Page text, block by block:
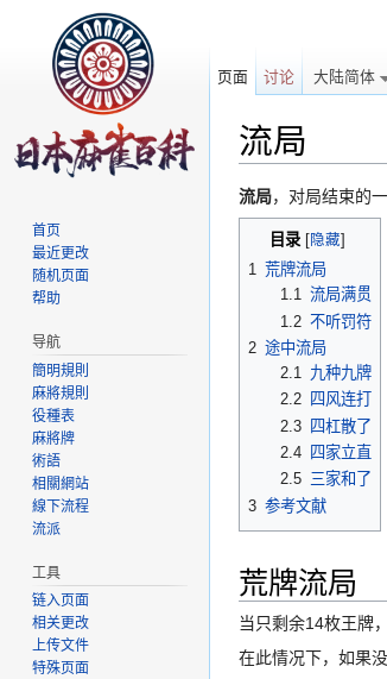
流局
流局，对局结束的
目录 隐藏
1 荒牌流局
1.1 流局满贯
1.2 不听罚符
2 途中流局
2.1 九种九牌
2.2
四风连打
2.3
四杠散了
2.4
四家立直
2.5 三家和了
3 参考文献
荒牌流局
当只剩余14枚王牌
在此情况下，如果
页面 讨论 大陆简体
首页
最近更改
随机页面
帮助
导航
簡明規則
麻將規則
役種表
麻將牌
術語
相關網站
線下流程
流派
工具
链入页面
相关更改
上传文件
特殊页面